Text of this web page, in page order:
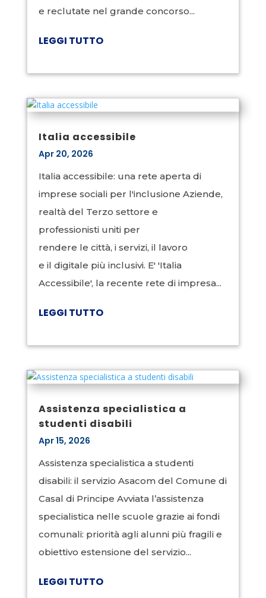
e reclutate nel grande concorso...
LEGGI TUTTO
Italia accessibile
Apr 20, 2026
Italia accessibile: una rete aperta di
imprese sociali per l'inclusione Aziende,
realtà del Terzo settore e
professionisti uniti per
rendere le città, i servizi, il lavoro
e il digitale più inclusivi. E' 'Italia
Accessibile', la recente rete di impresa...
LEGGI TUTTO
Assistenza specialistica a
studenti disabili
Apr 15, 2026
Assistenza specialistica a studenti
disabili: il servizio Asacom del Comune di
Casal di Principe Avviata l’assistenza
specialistica nelle scuole grazie ai fondi
comunali: priorità agli alunni più fragili e
obiettivo estensione del servizio...
LEGGI TUTTO